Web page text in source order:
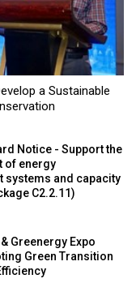
a Sustainable
Notice - Support the
of energy
systems and capacity
C2.2.11)
Greenergy Expo
Green Transition